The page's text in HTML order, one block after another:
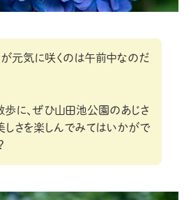
が元気に咲くのは午前中なのだ
歩に、ぜひ山田池公園のあじさ
しさを楽しんでみてはいかがで